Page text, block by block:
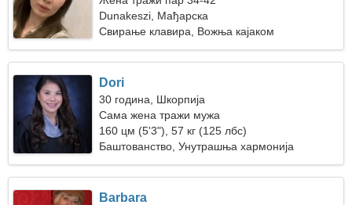
Dunakeszi, Мађарска
Свирање клавира, Вожња кајаком
Dori
30 година, Шкорпија
Сама жена тражи мужа
160 цм (5'3"), 57 кг (125 лбс)
Баштованство, Унутрашња хармонија
Barbara